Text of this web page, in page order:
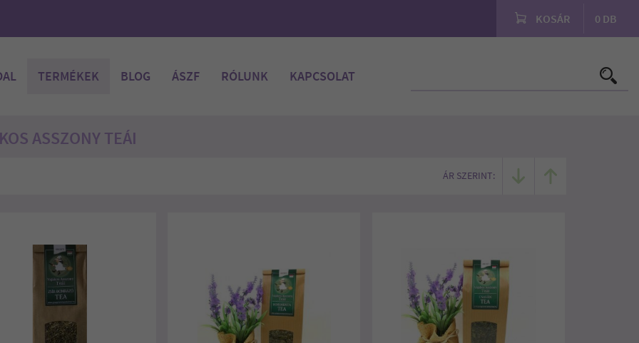
KOSÁR 0 DB
TERMÉKEK BLOG ÁSZF RÓLUNK KAPCSOLAT
ASSZONY TEÁI
ÁR SZERINT: